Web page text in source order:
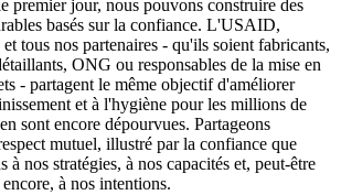
premier jour, nous pouvons construire des
basés sur la confiance. L'USAID,
tous nos partenaires - qu'ils soient fabricants,
ONG ou responsables de la mise en
- partagent le même objectif d'améliorer
et à l'hygiène pour les millions de
sont encore dépourvues. Partageons
mutuel, illustré par la confiance que
à nos stratégies, à nos capacités et, peut-être
à nos intentions.